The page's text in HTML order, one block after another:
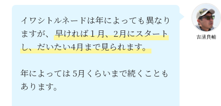
吉清良輔
イワシトルネードは年によっても異なり
ますが、早ければ１月、2月にスタート
し、だいたい4月まで見られます。
年によっては 5月くらいまで続くことも
あります。